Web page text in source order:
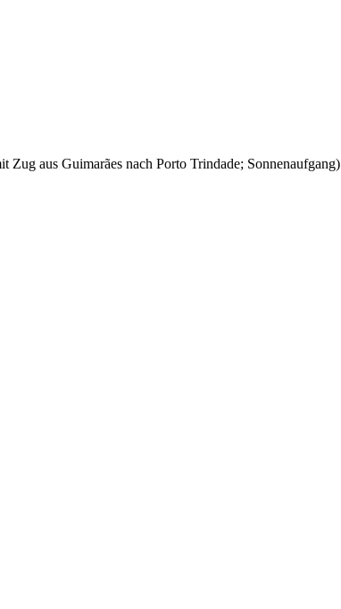
aus Guimarães nach Porto Trindade; Sonnenaufgang)